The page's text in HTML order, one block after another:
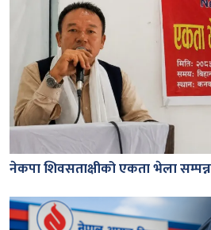
नेकपा शिवसताक्षीको एकता भेला